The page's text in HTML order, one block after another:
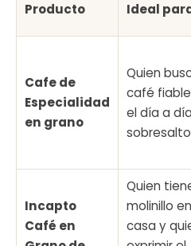
Producto Ideal
Cafe de
Especialidad
en grano
Quien
café
el día a
Incapto
Café en
Quien
molinillo en
casa y